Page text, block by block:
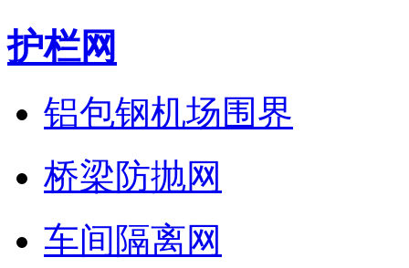
护栏网
铝包钢机场围界
桥梁防抛网
车间隔离网